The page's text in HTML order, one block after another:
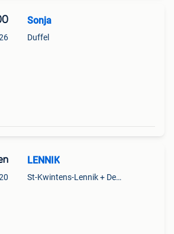
Sonja
Duffel
LENNIK
St-Kwintens-Lennik + Deel Roosdaal